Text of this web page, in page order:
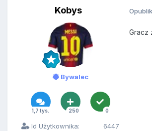
Kobys
Bywalec
1,7 tys. 250 0
Id Użytkownika:
6447
Gracz